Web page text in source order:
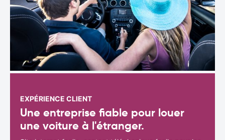
EXPÉRIENCE CLIENT
Une entreprise fiable pour louer
une voiture à l'étranger.